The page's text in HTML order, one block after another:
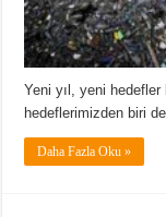
Yeni yıl, yeni
hedeflerimizden biri de
Daha Fazla Oku »